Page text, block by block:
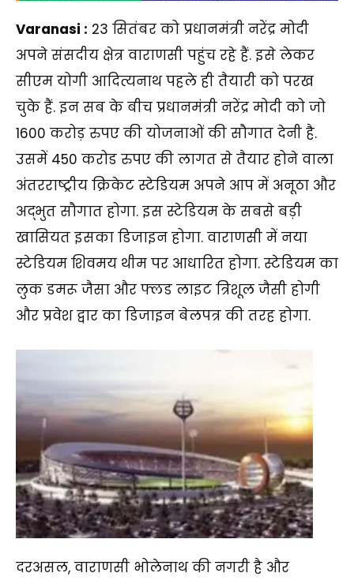
Varanasi : 23 सितंबर को प्रधानमंत्री नरेंद्र मोदी
अपने संसदीय क्षेत्र वाराणसी पहुंच रहे हैं. इसे लेकर
सीएम योगी आदित्यनाथ पहले ही तैयारी को परख
चुके हैं. इन सब के बीच प्रधानमंत्री नरेंद्र मोदी को जो
1600 करोड़ रुपए की योजनाओं की सौगात देनी है.
उसमें 450 करोड रुपए की लागत से तैयार होने वाला
अंतरराष्ट्रीय क्रिकेट स्टेडियम अपने आप में अनूठा और
अद्भुत सौगात होगा. इस स्टेडियम के सबसे बड़ी
खासियत इसका डिजाइन होगा. वाराणसी में नया
स्टेडियम शिवमय थीम पर आधारित होगा. स्टेडियम का
लुक डमरू जैसा और फ्लड लाइट त्रिशूल जैसी होगी
और प्रवेश द्वार का डिजाइन बेलपत्र की तरह होगा.
दरअसल, वाराणसी भोलेनाथ की नगरी है और